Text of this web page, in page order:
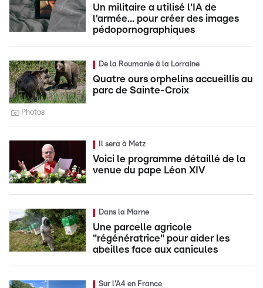
Un militaire a utilisé l'IA de
l'armée... pour créer des images
pédopornographiques
De la Roumanie à la Lorraine
Quatre ours orphelins accueillis au
parc de Sainte-Croix
Photos
Il sera à Metz
Voici le programme détaillé de la
venue du pape Léon XIV
Dans la Marne
Une parcelle agricole
"régénératrice" pour aider les
abeilles face aux canicules
Sur l'A4 en France